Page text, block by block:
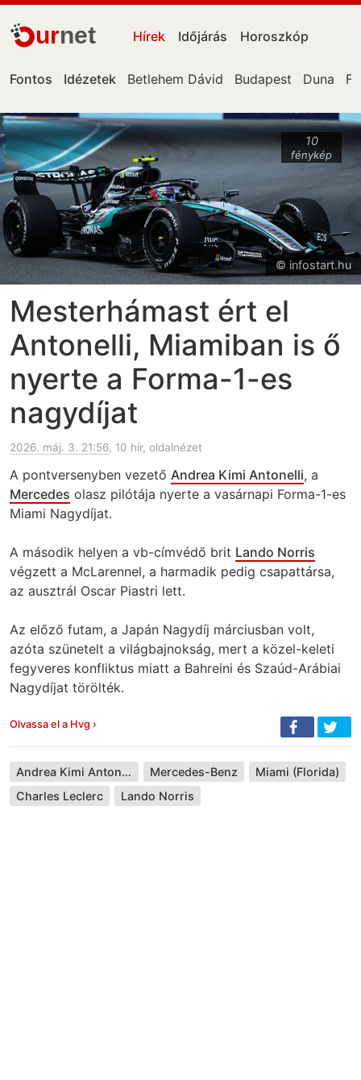
urnet Hírek Időjárás Horoszkóp
Fontos Idézetek Betlehem Dávid Budapest Duna
10
fénykép
© infostart.hu
Mesterhámast ért el
Antonelli, Miamiban is ő
nyerte a Forma-1-es
nagydíjat
2026. máj. 3. 21:56, 10 hír, oldalnézet
A pontversenyben vezető Andrea Kimi Antonelli, a
Mercedes olasz pilótája nyerte a vasárnapi Forma-1-es
Miami Nagydíjat.
A második helyen a vb-címvédő brit Lando Norris
végzett a McLarennel, a harmadik pedig csapattársa,
az ausztrál Oscar Piastri lett.
Az előző futam, a Japán Nagydíj márciusban volt,
azóta szünetelt a világbajnokság, mert a közel-keleti
fegyveres konfliktus miatt a Bahreini és Szaúd-Arábiai
Nagydíjat törölték.
Olvassa el a Hvg ›
Andrea Kimi Antonelli Mercedes-Benz
Miami (Florida)
Charles Leclerc
Lando Norris